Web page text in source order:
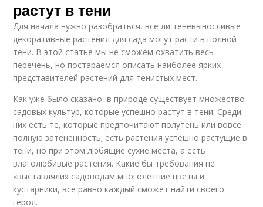
растут в тени
Для начала нужно разобраться, все ли теневыносливые
декоративные растения для сада могут расти в полной
тени. В этой статье мы не сможем охватить весь
перечень, но постараемся описать наиболее ярких
представителей растений для тенистых мест.
Как уже было сказано, в природе существует множество
садовых культур, которые успешно растут в тени. Среди
них есть те, которые предпочитают полутень или вовсе
полную затененность; есть растения успешно растущие в
тени, но при этом любящие сухие места, а есть
влаголюбивые растения. Какие бы требования не
«выставляли» садоводам многолетние цветы и
кустарники, все равно каждый сможет найти своего
героя.